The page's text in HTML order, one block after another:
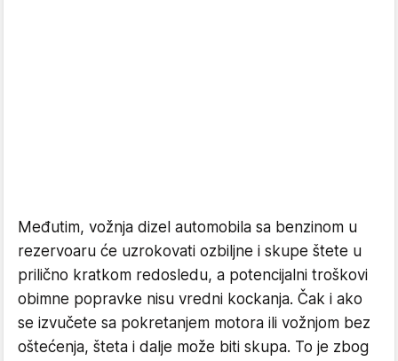
Međutim, vožnja dizel automobila sa benzinom u
rezervoaru će uzrokovati ozbiljne i skupe štete u
prilično kratkom redosledu, a potencijalni troškovi
obimne popravke nisu vredni kockanja. Čak i ako
se izvučete sa pokretanjem motora ili vožnjom bez
oštećenja, šteta i dalje može biti skupa. To je zbog